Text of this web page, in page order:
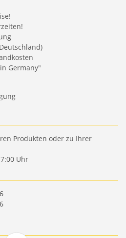
Germany"
Produkten oder zu Ihrer
Uhr